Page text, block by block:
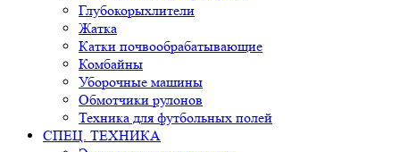
Глубокорыхлители
Жатка
Катки почвообрабатывающие
Комбайны
Уборочные машины
Обмотчики рулонов
Техника для футбольных полей
СПЕЦ. ТЕХНИКА